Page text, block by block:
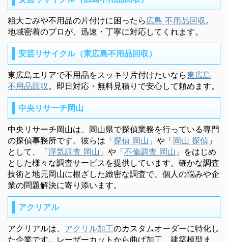
粗大ごみや不用品の片付けに困ったら 広島 不用品回収 。
地域密着のプロが、迅速・丁寧に対応してくれます。
安芸リサイクル（東広島不用品回収）
東広島エリアで不用品をスッキリ片付けたいなら東広島
不用品回収 。即日対応・無料見積りで安心して頼めます。
中央リサーチ岡山
中央リサーチ岡山は、岡山県で探偵業務を行っている専門
の探偵事務所です。彼らは「探偵 岡山 」や「岡山 探偵 」
として、「浮気調査 岡山 」や「不倫調査 岡山 」をはじめ
とした様々な調査サービスを提供しています。確かな調査
技術と地元岡山に根ざした緻密な調査で、個人の悩みや企
業の問題解決に寄り添います。
アクリアル
アクリアルは、 アクリル加工のカスタムオーダーに特化し
た企業です。レーザーカットから曲げ加工、建築模型ま